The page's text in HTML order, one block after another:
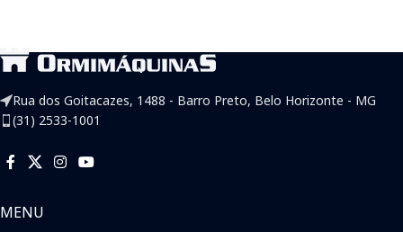
Rua dos Goitacazes, 1488 - Barro Preto, Belo Horizonte - MG
(31) 2533-1001
MENU